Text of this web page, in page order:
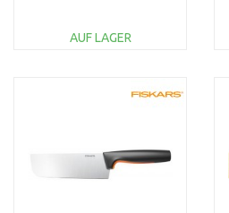
AUF LAGER